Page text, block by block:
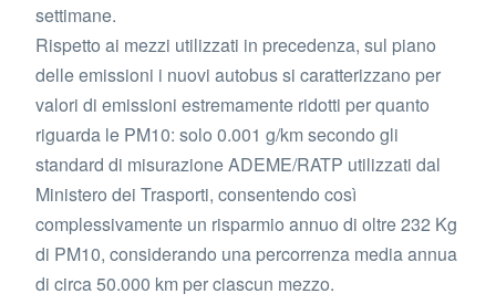
settimane.
Rispetto ai mezzi utilizzati in precedenza, sul piano
delle emissioni i nuovi autobus si caratterizzano per
valori di emissioni estremamente ridotti per quanto
riguarda le PM10: solo 0.001 g/km secondo gli
standard di misurazione ADEME/RATP utilizzati dal
Ministero dei Trasporti, consentendo così
complessivamente un risparmio annuo di oltre 232 Kg
di PM10, considerando una percorrenza media annua
di circa 50.000 km per ciascun mezzo.